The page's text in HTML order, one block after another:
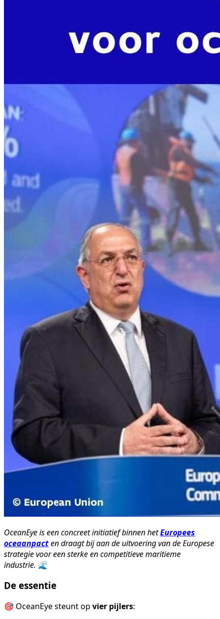
OceanEye is een concreet initiatief binnen hetEuropees
oceaanpacten draagt bij aan de uitvoering van de Europese
strategie voor een sterke en competitieve maritieme
industrie. 🌊
De essentie
🎯 OceanEye steunt op vier pijlers: